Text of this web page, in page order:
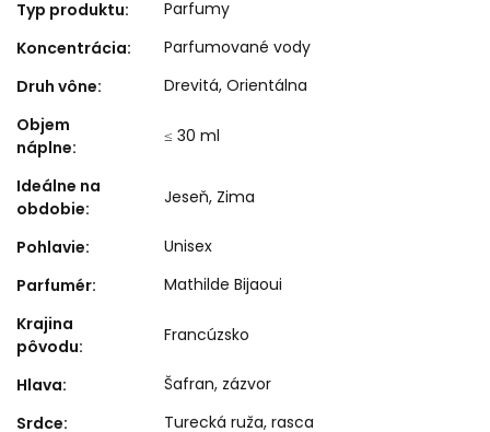
Typ produktu:
Parfumy
Koncentrácia:
Parfumované vody
Druh vône: Drevitá, Orientálna
Objem
náplne:
≤ 30 ml
Ideálne na
obdobie:
Jeseň, Zima
Pohlavie:
Unisex
Parfumér:
Mathilde Bijaoui
Krajina
pôvodu:
Francúzsko
Hlava:
Šafran, zázvor
Srdce: Turecká ruža, rasca